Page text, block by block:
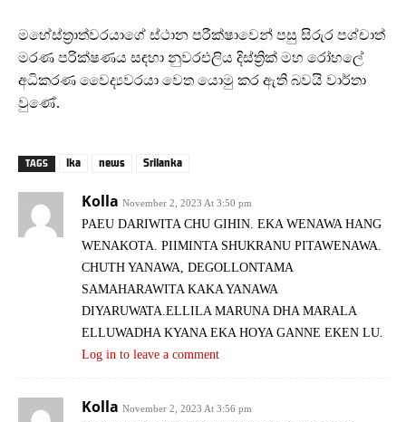
මහේස්ත්‍රාත්වරයාගේ ස්ථාන පරීක්ෂාවෙන් පසු සිරුර පශ්චාත්
මරණ පරික්ෂණය සඳහා නුවරඑලිය දිස්ත්‍රික් මහ රෝහලේ
අධිකරණ වෛද්‍යවරයා වෙත යොමු කර ඇති බවයි වාර්තා
වුණේ.
TAGS lka news Srilanka
Kolla November 2, 2023 At 3:50 pm
PAEU DARIWITA CHU GIHIN. EKA WENAWA HANG
WENAKOTA. PIIMINTA SHUKRANU PITAWENAWA.
CHUTH YANAWA, DEGOLLONTAMA
SAMAHARAWITA KAKA YANAWA
DIYARUWATA.ELLILA MARUNA DHA MARALA
ELLUWADHA KYANA EKA HOYA GANNE EKEN LU.
Log in to leave a comment
Kolla November 2, 2023 At 3:56 pm